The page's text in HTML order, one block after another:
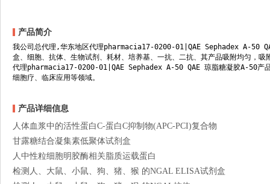
产品简介
我公司总代理,华东地区代理pharmacia17-0200-01|QAE Sephadex A-50
盒、细胞、抗体、生物试剂、耗材、培养基、一抗、二抗、其产品吸附均匀，
代理pharmacia17-0200-01|QAE Sephadex A-50 QAE 琼脂糖凝胶A-50产品
细胞疗、临床应用等领域。
产品详细信息
人体血浆中的活性蛋白C-蛋白C抑制物(APC-PCI)复合物
甘露糖结合凝集素低聚体试剂盒
人中性粒细胞明胶酶相关脂质运载蛋白
检测人、大鼠、小鼠、狗、猪、猴 的NGAL ELISA试剂盒